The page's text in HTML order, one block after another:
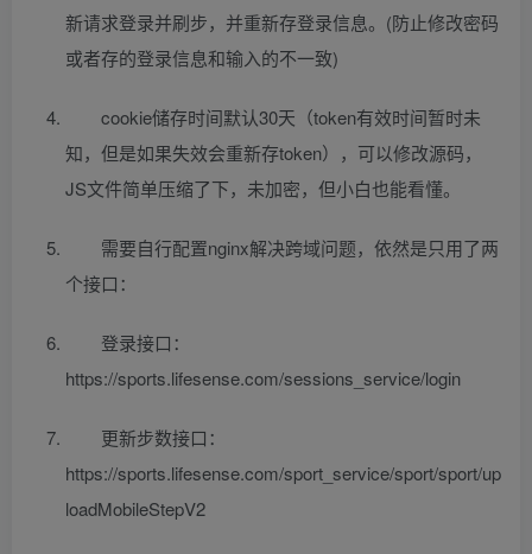
新请求登录并刷步，并重新存登录信息。(防止修改密码
或者存的登录信息和输入的不一致)
cookie储存时间默认30天（token有效时间暂时未
知，但是如果失效会重新存token），可以修改源码，
JS文件简单压缩了下，未加密，但小白也能看懂。
需要自行配置nginx解决跨域问题，依然是只用了两
个接口：
登录接口：
https://sports.lifesense.com/sessions_service/login
更新步数接口：
https://sports.lifesense.com/sport_service/sport/sport/up
loadMobileStepV2